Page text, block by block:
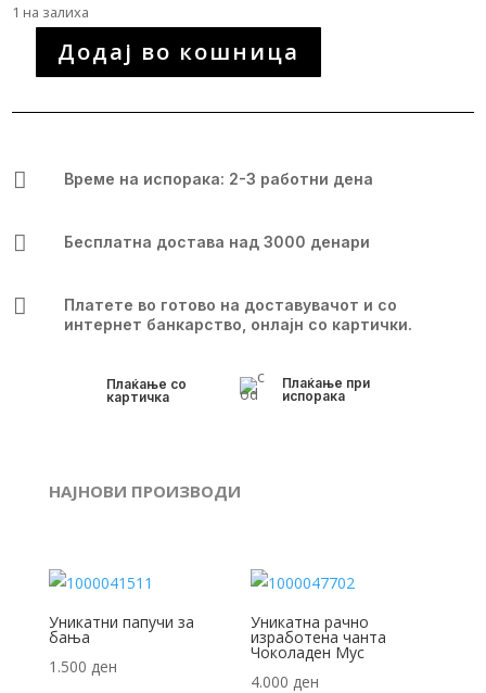
1 на залиха
Уникатна
изработена
Додај во кошница
 Време на испорака: 2-3 работни дена
 Бесплатна достава над 3000 денари

Платете во готово на доставувачот и со
интернет банкарство, онлајн со картички.
Плаќање со
картичка
Плаќање при
испорака
НАЈНОВИ ПРОИЗВОДИ
Уникатни папучи за
бања
1.500 ден
Уникатна рачно
изработена чанта
Чоколаден Мус
4.000 ден